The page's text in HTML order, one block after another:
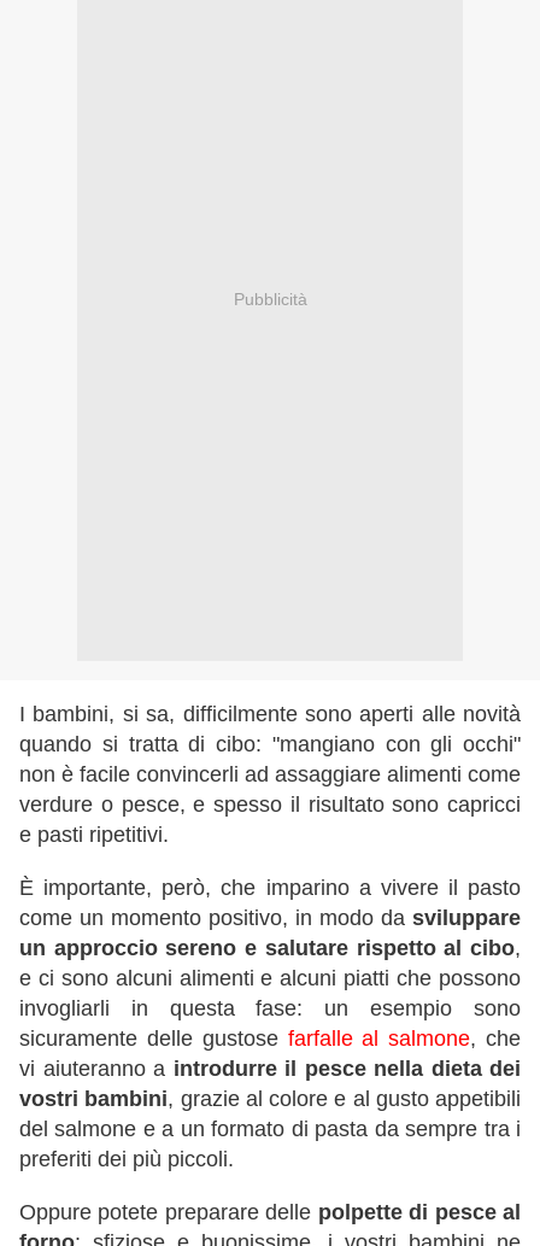
Pubblicità
I bambini, si sa, difficilmente sono aperti alle novità
quando si tratta di cibo: "mangiano con gli occhi"
non è facile convincerli ad assaggiare alimenti come
verdure o pesce, e spesso il risultato sono capricci
e pasti ripetitivi.
È importante, però, che imparino a vivere il pasto
come un momento positivo, in modo da sviluppare
un approccio sereno e salutare rispetto al cibo,
e ci sono alcuni alimenti e alcuni piatti che possono
invogliarli in questa fase: un esempio sono
sicuramente delle gustosefarfalle al salmone, che
vi aiuteranno a introdurre il pesce nella dieta dei
vostri bambini, grazie al colore e al gusto appetibili
del salmone e a un formato di pasta da sempre tra i
preferiti dei più piccoli.
Oppure potete preparare delle polpette di pesce al